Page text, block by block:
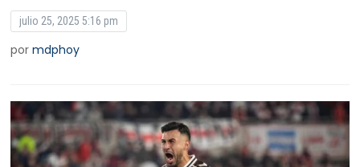
julio 25, 2025 5:16 pm
pormdphoy